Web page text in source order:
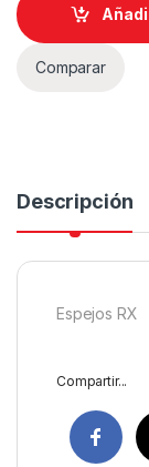
Comparar
Descripción
Espejos RX
Compartir...